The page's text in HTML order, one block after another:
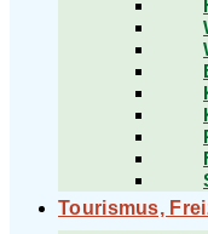
Tourismus,